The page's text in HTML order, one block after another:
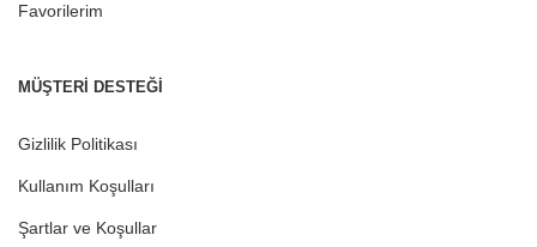
Favorilerim
MÜŞTERI DESTEĞI
Gizlilik Politikası
Kullanım Koşulları
Şartlar ve Koşullar